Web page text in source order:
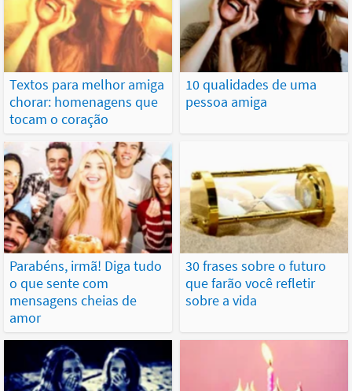
Textos para melhor amiga
chorar: homenagens que
tocam o coração
10 qualidades de uma
pessoa amiga
Parabéns, irmã! Diga tudo
o que sente com
mensagens cheias de
amor
30 frases sobre o futuro
que farão você refletir
sobre a vida